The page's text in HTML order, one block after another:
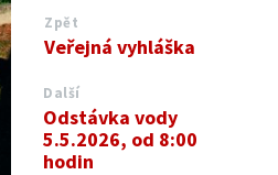
Zpět
Veřejná vyhláška
Další
Odstávka vody
5.5.2026, od 8:00
hodin